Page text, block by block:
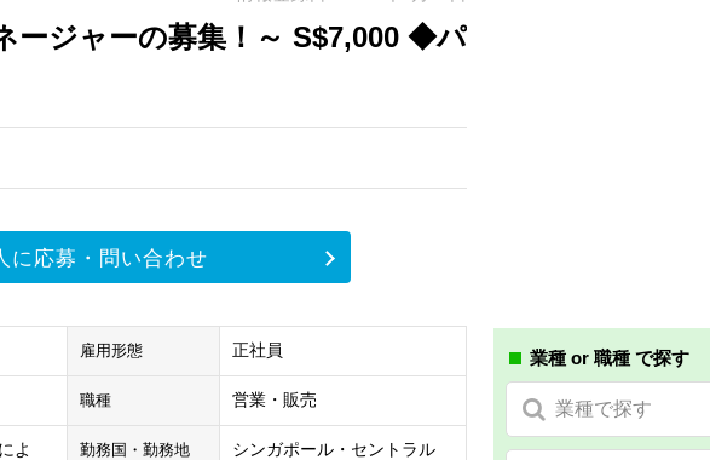
ージャーの募集！～ S$7,000 ◆パ
に応募・問い合わせ
雇用形態 正社員
職種 営業・販売
よ
勤務国・勤務地 シンガポール・セントラル
業種 or 職種 で探す
業種で探す